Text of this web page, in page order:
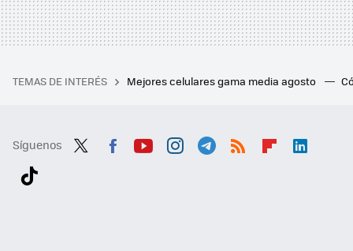
TEMAS DE INTERÉS Mejores celulares gama media agosto
Síguenos